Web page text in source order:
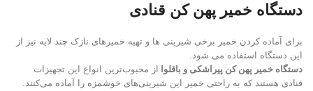
دستگاه خمیر پهن کن قنادی
برای آماده کردن خمیر برخی شیرینی ها و تهیه خمیرهای نازک چند لایه نیز از
این دستگاه استفاده می شود.
دستگاه خمیر پهن کن پیراشکی و باقلوا
از محبوب‌ترین انواع این تجهیزات
قنادی هستند که به راحتی خمیر این شیرینی‌های خوشمزه را آماده می‌کنند.